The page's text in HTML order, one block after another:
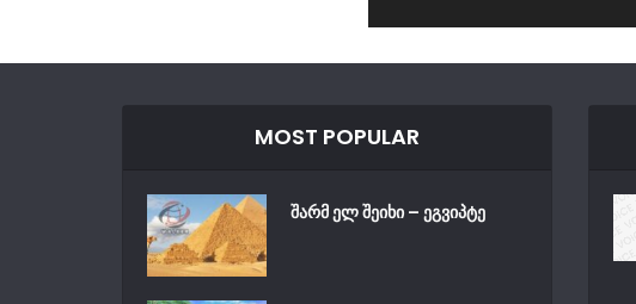
MOST POPULAR
შარმ ელ შეიხი – ეგვიპტე